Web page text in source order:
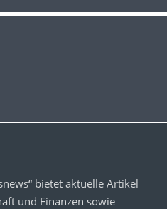
bietet aktuelle Artikel
und Finanzen sowie